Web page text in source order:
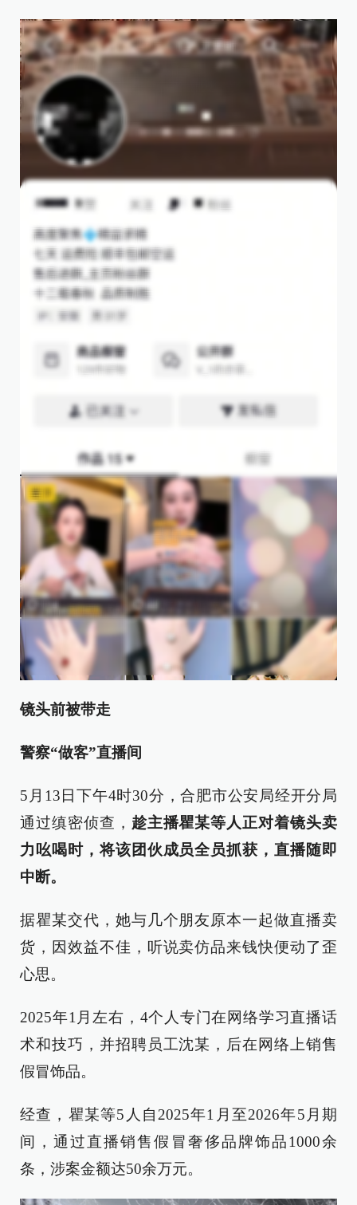
镜头前被带走
警察“做客”直播间
5月13日下午4时30分，合肥市公安局经开分局
通过缜密侦查， 趁主播瞿某等人正对着镜头卖
力吆喝时，将该团伙成员全员抓获，直播随即
中断。
据瞿某交代，她与几个朋友原本一起做直播卖
货，因效益不佳，听说卖仿品来钱快便动了歪
心思。
2025年1月左右，4个人专门在网络学习直播话
术和技巧，并招聘员工沈某，后在网络上销售
假冒饰品。
经查，瞿某等5人自2025年1月至2026年5月期
间，通过直播销售假冒奢侈品牌饰品1000余
条，涉案金额达50余万元。